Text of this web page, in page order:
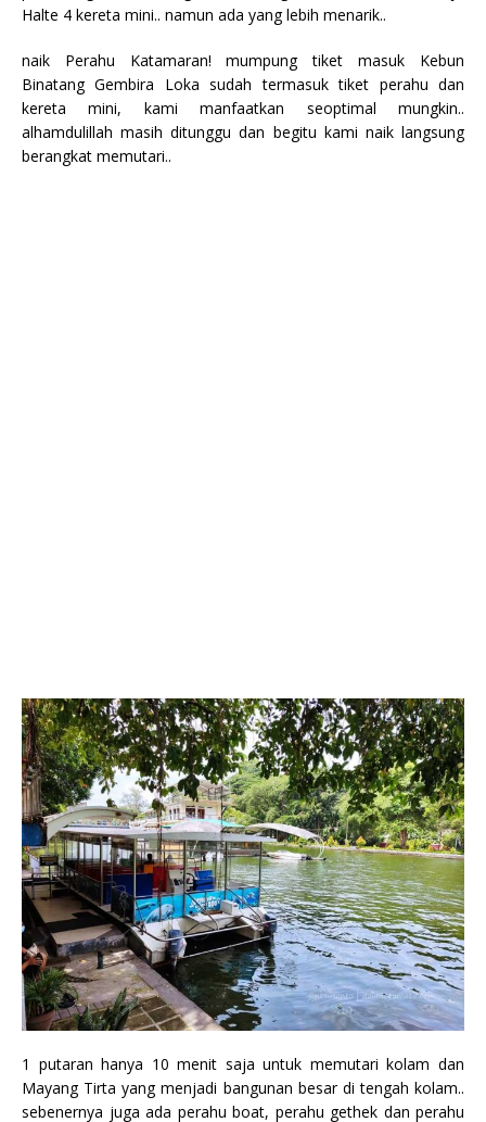
Halte 4 kereta mini.. namun ada yang lebih menarik..
naik Perahu Katamaran! mumpung tiket masuk Kebun
Binatang Gembira Loka sudah termasuk tiket perahu dan
kereta mini, kami manfaatkan seoptimal mungkin..
alhamdulillah masih ditunggu dan begitu kami naik langsung
berangkat memutari..
1 putaran hanya 10 menit saja untuk memutari kolam dan
Mayang Tirta yang menjadi bangunan besar di tengah kolam..
sebenernya juga ada perahu boat, perahu gethek dan perahu